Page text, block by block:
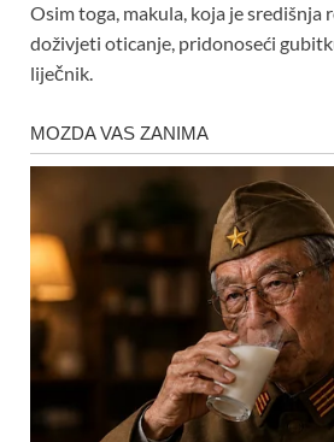
Osim toga, makula, koja je središnja
doživjeti oticanje, pridonoseći
liječnik.